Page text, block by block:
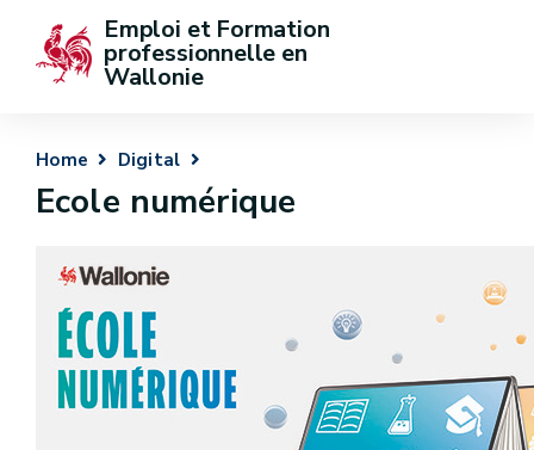
Emploi et Formation
professionnelle en
Wallonie
Home Digital
Ecole numérique